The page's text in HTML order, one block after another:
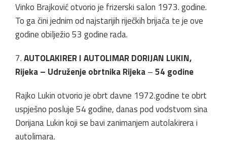
Vinko Brajković otvorio je frizerski salon 1973. godine.
To ga čini jednim od najstarijih riječkih brijača te je ove
godine obilježio 53 godine rada.
7.AUTOLAKIRER I AUTOLIMAR DORIJAN LUKIN,
Rijeka – Udruženje obrtnika Rijeka–54 godine
Rajko Lukin otvorio je obrt davne 1972.godine te obrt
uspješno posluje 54 godine, danas pod vodstvom sina
Dorijana Lukin koji se bavi zanimanjem autolakirera i
autolimara.